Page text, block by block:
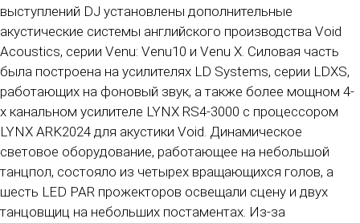
выступлений DJ установлены дополнительные
акустические системы английского производства Void
Acoustics, серии Venu: Venu10 и Venu X. Силовая часть
была построена на усилителях LD Systems, серии LDXS,
работающих на фоновый звук, а также более мощном 4-
х канальном усилителе LYNX RS4-3000 с процессором
LYNX ARK2024 для акустики Void. Динамическое
световое оборудование, работающее на небольшой
танцпол, состояло из четырех вращающихся голов, а
шесть LED PAR прожекторов освещали сцену и двух
танцовщиц на небольших постаментах. Из-за